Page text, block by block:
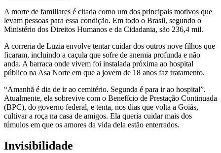
A morte de familiares é citada como um dos principais motivos que
levam pessoas para essa condição. Em todo o Brasil, segundo o
Ministério dos Direitos Humanos e da Cidadania, são 236,4 mil.
A correria de Luzia envolve tentar cuidar dos outros nove filhos que
ficaram, incluindo a caçula que sofre de anemia profunda e não
anda. A barraca onde vivem foi instalada próxima ao hospital
público na Asa Norte em que a jovem de 18 anos faz tratamento.
“Amanhã é dia de ir ao cemitério. Segunda é para ir ao hospital”.
Atualmente, ela sobrevive com o Benefício de Prestação Continuada
(BPC), do governo federal, e tenta, nos dias que volta a Goiás,
cultivar a roça na casa de amigos. Ela queria cuidar mais dos
túmulos em que os amores da vida dela estão enterrados.
Invisibilidade